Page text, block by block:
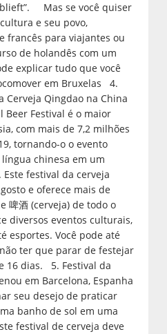
Mas se você quiser
e seu povo,
francês para viajantes ou
de holandês com um
explicar tudo que você
em Bruxelas 4.
Cerveja Qingdao na China
Festival é o maior
com mais de 7,2 milhões
tornando-o o evento
chinesa em um
festival da cerveja
e oferece mais de
啤酒 (cerveja) de todo o
diversos eventos culturais,
esportes. Você pode até
ter que parar de festejar
16 dias. 5. Festival da
em Barcelona, Espanha
seu desejo de praticar
banho de sol em uma
festival de cerveja deve